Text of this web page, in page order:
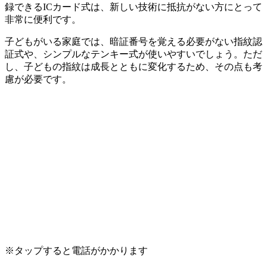
録できるICカード式は、新しい技術に抵抗がない方にとって
非常に便利です。
子どもがいる家庭では、暗証番号を覚える必要がない指紋認
証式や、シンプルなテンキー式が使いやすいでしょう。ただ
し、子どもの指紋は成長とともに変化するため、その点も考
慮が必要です。
※タップすると電話がかかります